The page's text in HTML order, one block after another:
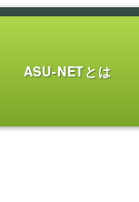
ASU-NETとは